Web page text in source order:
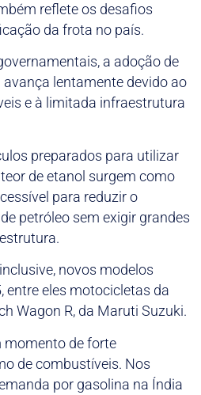
reflete os desafios
da frota no país.
a adoção de
lentamente devido ao
e à limitada infraestrutura
preparados para utilizar
de etanol surgem como
para reduzir o
petróleo sem exigir grandes
novos modelos
entre eles motocicletas da
Wagon R, da Maruti Suzuki.
momento de forte
de combustíveis. Nos
por gasolina na Índia